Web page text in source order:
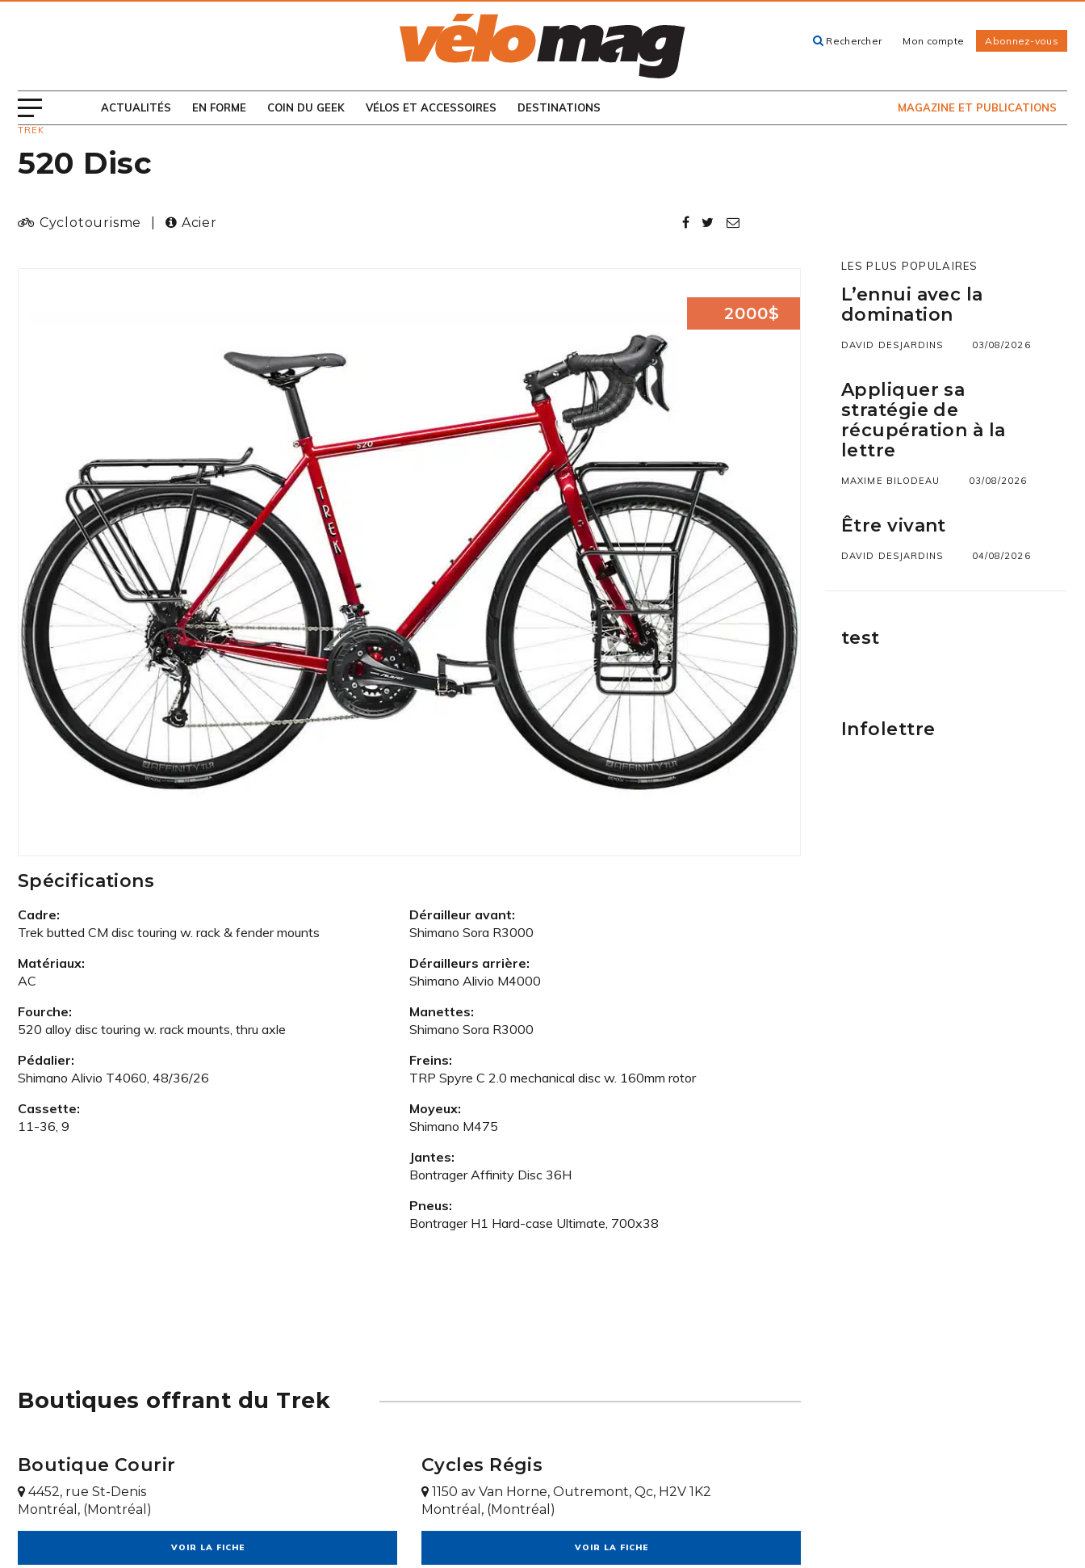
Rechercher Mon compte Abonnez-vous
ACTUALITÉS EN FORME COIN DU GEEK VÉLOS ET ACCESSOIRES DESTINATIONS MAGAZINE ET PUBLICATIONS
CONSULTEZ LES
EN KIOSQUE
TREK
520 Disc
Cyclotourisme Acier
2000$
Spécifications
Cadre:
Trek butted CM disc touring w. rack & fender mounts
Matériaux:
AC
Fourche:
520 alloy disc touring w. rack mounts, thru axle
Pédalier:
Shimano Alivio T4060, 48/36/26
Cassette:
11-36, 9
Dérailleur avant:
Shimano Sora R3000
Dérailleurs arrière:
Shimano Alivio M4000
Manettes:
Shimano Sora R3000
Freins:
TRP Spyre C 2.0 mechanical disc w. 160mm rotor
Moyeux:
Shimano M475
Jantes:
Bontrager Affinity Disc 36H
Pneus:
Bontrager H1 Hard-case Ultimate, 700x38
Boutiques offrant du Trek
Boutique Courir
4452, rue St-Denis
Montréal, (Montréal)
VOIR LA FICHE
Cycles Régis
1150 av Van Horne, Outremont, Qc, H2V 1K2
Montréal, (Montréal)
VOIR LA FICHE
LES PLUS POPULAIRES
L’ennui avec la
domination
DAVID DESJARDINS 03/08/2026
Appliquer sa
stratégie de
récupération à la
lettre
MAXIME BILODEAU 03/08/2026
Être vivant
DAVID DESJARDINS 04/08/2026
test
Infolettre